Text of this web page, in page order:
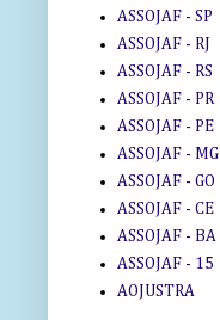
ASSOJAF - SP
ASSOJAF - RJ
ASSOJAF - RS
ASSOJAF - PR
ASSOJAF - PE
ASSOJAF - MG
ASSOJAF - GO
ASSOJAF - CE
ASSOJAF - BA
ASSOJAF - 15
AOJUSTRA